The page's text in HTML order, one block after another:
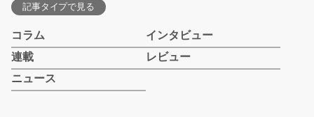
記事タイプで見る
コラム
インタビュー
連載
レビュー
ニュース